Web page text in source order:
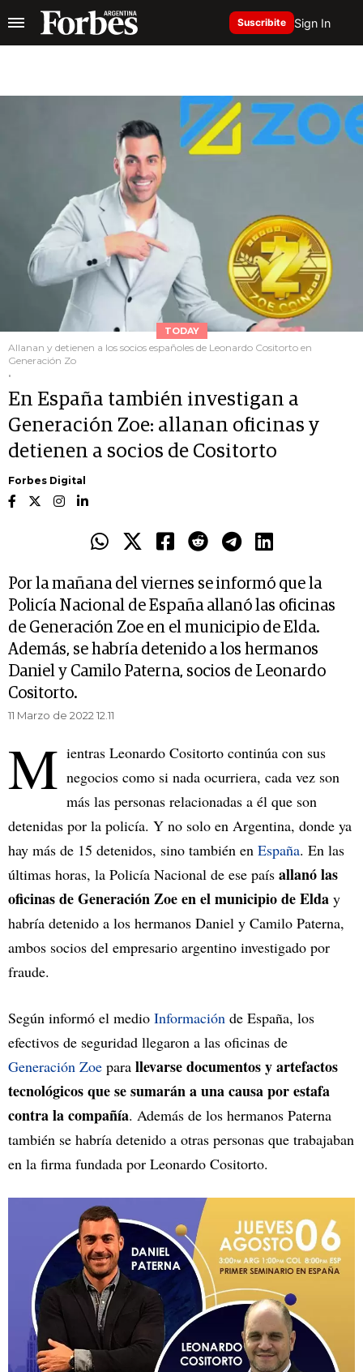
Suscribite Sign In
TODAY
Allanan y detienen a los socios españoles de Leonardo Cositorto en
Generación Zo
.
En España también investigan a
Generación Zoe: allanan oficinas y
detienen a socios de Cositorto
Forbes Digital
Por la mañana del viernes se informó que la
Policía Nacional de España allanó las oficinas
de Generación Zoe en el municipio de Elda.
Además, se habría detenido a los hermanos
Daniel y Camilo Paterna, socios de Leonardo
Cositorto.
11 Marzo de 2022 12.11
M ientras Leonardo Cositorto continúa con sus
negocios como si nada ocurriera, cada vez son
más las personas relacionadas a él que son
detenidas por la policía. Y no solo en Argentina, donde ya
hay más de 15 detenidos, sino también en España. En las
últimas horas, la Policía Nacional de ese país allanó las
oficinas de Generación Zoe en el municipio de Elda y
habría detenido a los hermanos Daniel y Camilo Paterna,
ambos socios del empresario argentino investigado por
fraude.
Según informó el medio Información de España, los
efectivos de seguridad llegaron a las oficinas de
Generación Zoe para llevarse documentos y artefactos
tecnológicos que se sumarán a una causa por estafa
contra la compañía. Además de los hermanos Paterna
también se habría detenido a otras personas que trabajaban
en la firma fundada por Leonardo Cositorto.